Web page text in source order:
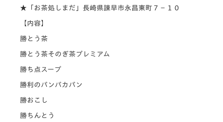
★「お茶処しまだ」長崎県諫早市永昌東町７−１０
【内容】
勝とう茶
勝とう茶そのぎ茶プレミアム
勝ち点スープ
勝利のパ ンパカパン
勝おこし
勝ちんとう